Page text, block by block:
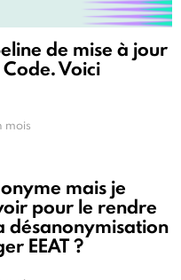
de mise à jour
Voici
mois
mais je
pour le rendre
désanonymisation
EEAT ?